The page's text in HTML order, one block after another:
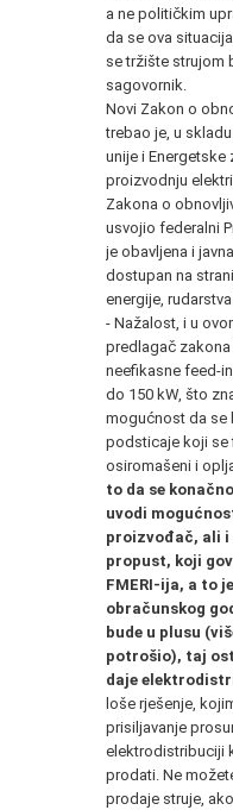
a ne političkim
da se ova
se tržište strujom
sagovornik.
Novi Zakon o
trebao je, u
unije i
proizvodnju
Zakona o
usvojio federalni
je obavljena i
dostupan na
energije,
- Nažalost, i u
predlagač
neefikasne feed-
do 150 kW, što
mogućnost da se
podsticaje koji se
osiromašeni i
to da se
uvodi
proizvođač, ali i
propust, koji
FMERI-ija, a to
obračunskog
bude u plusu
potrošio), taj
daje
loše rješenje,
prisiljavanje
elektrodistribuciji
prodati. Ne
prodaje struje,